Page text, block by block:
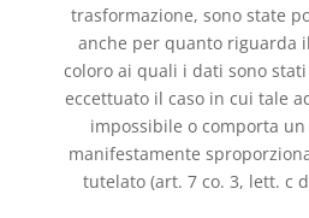
trasformazione, sono state
anche per quanto riguarda
coloro ai quali i dati sono
eccettuato il caso in cui tale
impossibile o comporta
manifestamente
tutelato (art. 7 co. 3, lett. c